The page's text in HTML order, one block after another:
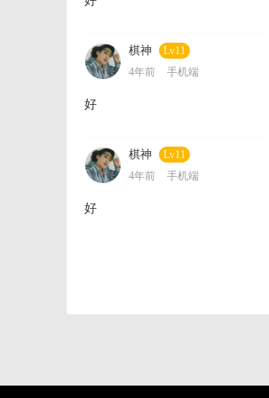
棋神
Lv11
4年前
手机端
好
棋神
Lv11
4年前
手机端
好